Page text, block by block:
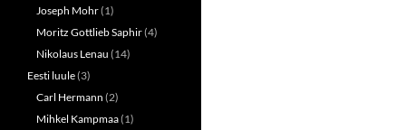
Joseph Mohr(1)
Moritz Gottlieb Saphir(4)
Nikolaus Lenau (14)
Eesti luule(3)
Carl Hermann (2)
Mihkel Kampmaa(1)